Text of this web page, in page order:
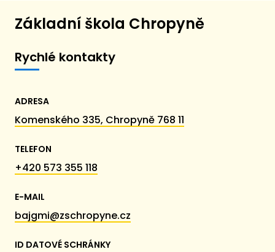
Základní škola Chropyně
Rychlé kontakty
ADRESA
Komenského 335, Chropyně 768 11
TELEFON
+420 573 355 118
E-MAIL
bajgmi@zschropyne.cz
ID DATOVÉ SCHRÁNKY